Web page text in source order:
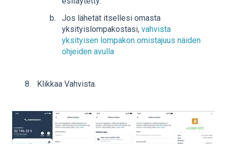
Jos lähetät itsellesi omasta
yksityislompakostasi, vahvista
yksityisen lompakon omistajuus näiden
ohjeiden avulla
Klikkaa Vahvista.